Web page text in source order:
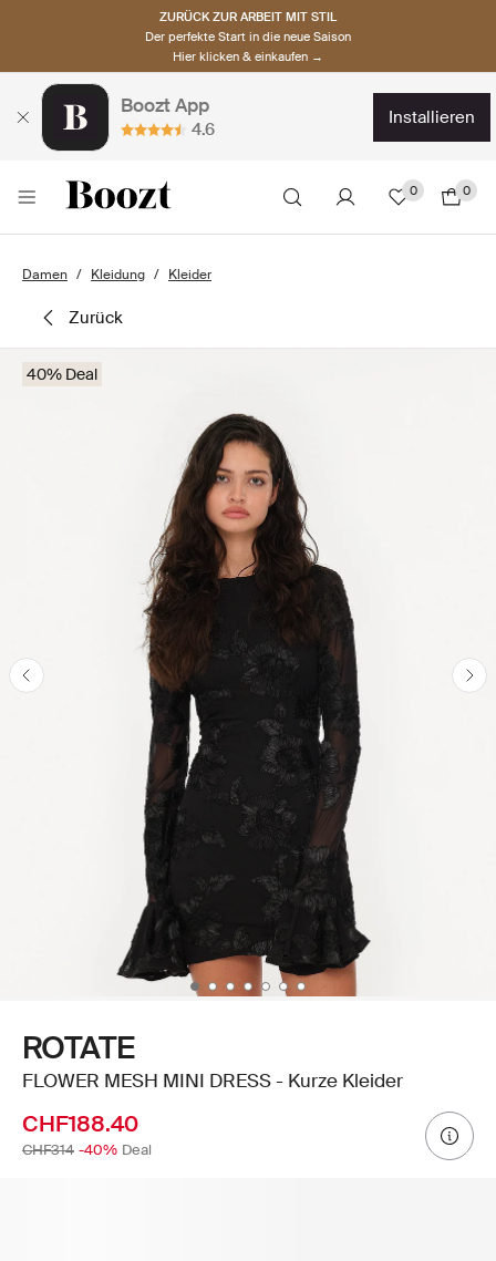
ZURÜCK ZUR ARBEIT MIT STIL
Der perfekte Start in die neue Saison
Hier klicken & einkaufen →
Boozt App
4.6
installieren
0 0
Damen Kleidung Kleider
zurück
40% Deal
ROTATE
FLOWER MESH MINI DRESS - Kurze Kleider
CHF188.40
CHF314 -40% Deal